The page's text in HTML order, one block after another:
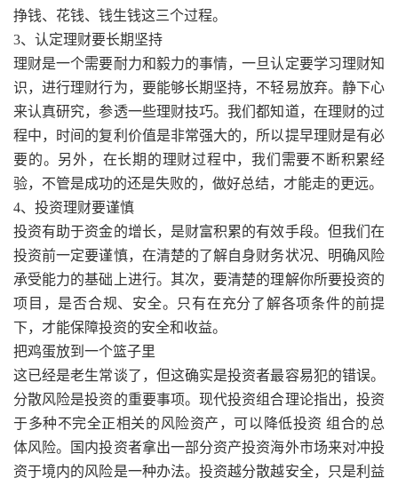
挣钱、花钱、钱生钱这三个过程。
3、认定理财要长期坚持
理财是一个需要耐力和毅力的事情，一旦认定要学习理财知
识，进行理财行为，要能够长期坚持，不轻易放弃。静下心
来认真研究，参透一些理财技巧。我们都知道，在理财的过
程中，时间的复利价值是非常强大的，所以提早理财是有必
要的。另外，在长期的理财过程中，我们需要不断积累经
验，不管是成功的还是失败的，做好总结，才能走的更远。
4、投资理财要谨慎
投资有助于资金的增长，是财富积累的有效手段。但我们在
投资前一定要谨慎，在清楚的了解自身财务状况、明确风险
承受能力的基础上进行。其次，要清楚的理解你所要投资的
项目，是否合规、安全。只有在充分了解各项条件的前提
下，才能保障投资的安全和收益。
把鸡蛋放到一个篮子里
这已经是老生常谈了，但这确实是投资者最容易犯的错误。
分散风险是投资的重要事项。现代投资组合理论指出，投资
于多种不完全正相关的风险资产，可以降低投资 组合的总
体风险。国内投资者拿出一部分资产投资海外市场来对冲投
资于境内的风险是一种办法。投资越分散越安全，只是利益